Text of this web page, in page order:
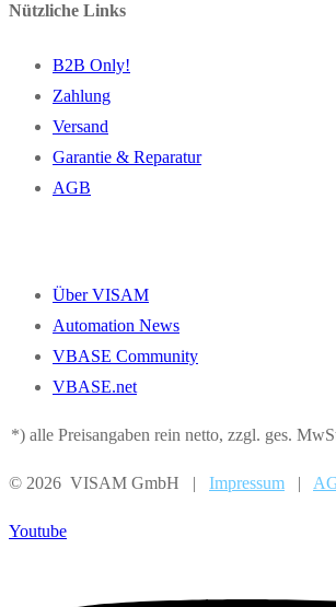
Nützliche Links
B2B Only!
Zahlung
Versand
Garantie & Reparatur
AGB
Über VISAM
Automation News
VBASE Community
VBASE.net
*) alle Preisangaben rein netto, zzgl. ges.
© 2026 VISAM GmbH | Impressum |
Youtube